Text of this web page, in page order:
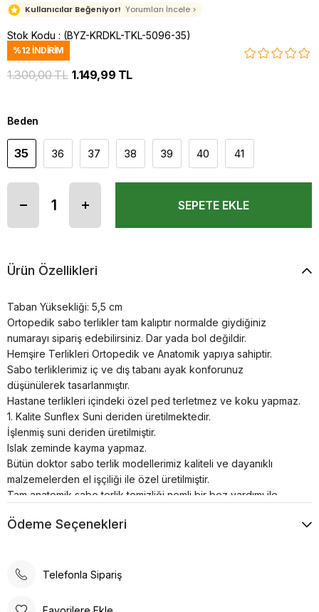
Kullanıcılar Beğeniyor! Yorumları İncele >
Stok Kodu (BYZ-KRDKL-TKL-5096-35)
%12 İNDIRIM
1.300,00 TL 1.149,99 TL
Beden
35 36 37 38 39 40 41
Ürün Özellikleri
Taban Yüksekliği: 5,5 cm
Ortopedik sabo terlikler tam kalıptır normalde giydiğiniz
numarayı sipariş edebilirsiniz. Dar yada bol değildir.
Hemşire Terlikleri Ortopedik ve Anatomik yapıya sahiptir.
Sabo terliklerimiz iç ve dış tabanı ayak konforunuz
düşünülerek tasarlanmıştır.
Hastane terlikleri içindeki özel ped terletmez ve koku yapmaz.
1. Kalite Sunflex Suni deriden üretilmektedir.
İşlenmiş suni deriden üretilmiştir.
Islak zeminde kayma yapmaz.
Bütün doktor sabo terlik modellerimiz kaliteli ve dayanıklı
malzemelerden el işçiliği ile özel üretilmiştir.
Tam anatomik sabo terlik temizliği nemli bir bez yardımı ile
Airmax sabo terlikler; hastanelerde, restoranlarda, otellerde,
konforlu bir deneyim sunar. Günlük kullanım için ideal olan bu
Ortopedik taban desteği ile ayak sağlığınızı düşünerek
Ödeme Seçenekleri
Telefonla Sipariş